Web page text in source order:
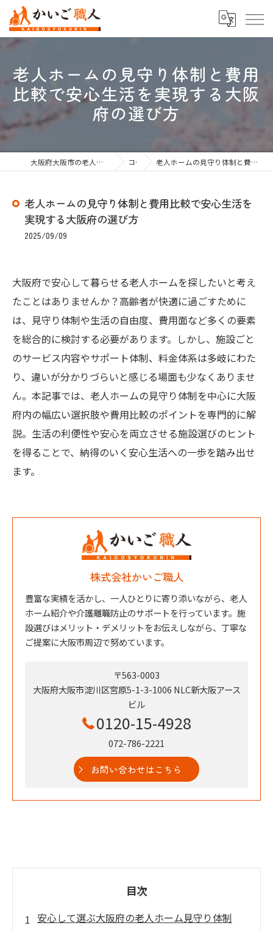
老人ホームの見守り体制と費用
比較で安心生活を実現する大阪
府の選び方
大阪府大阪市の老人ホーム紹介なら株式会社かいご職人 コラム 老人ホームの見守り体制と費用比較で安心生活を実現する大阪府の選び方
老人ホームの見守り体制と費用比較で安心生活を
実現する大阪府の選び方
2025/09/09
大阪府で安心して暮らせる老人ホームを探したいと考え
たことはありませんか？高齢者が快適に過ごすために
は、見守り体制や生活の自由度、費用面など多くの要素
を総合的に検討する必要があります。しかし、施設ごと
のサービス内容やサポート体制、料金体系は多岐にわた
り、違いが分かりづらいと感じる場面も少なくありませ
ん。本記事では、老人ホームの見守り体制を中心に大阪
府内の幅広い選択肢や費用比較のポイントを専門的に解
説。生活の利便性や安心を両立させる施設選びのヒント
を得ることで、納得のいく安心生活への一歩を踏み出せ
ます。
株式会社かいご職人
豊富な実績を活かし、一人ひとりに寄り添いながら、老人
ホーム紹介や介護離職防止のサポートを行っています。施
設選びはメリット・デメリットをお伝えしながら、丁寧な
ご提案に大阪市周辺で努めています。
〒563-0003
大阪府大阪市淀川区宮原5-1-3-1006 NLC新大阪アース
ビル
0120-15-4928
072-786-2221
お問い合わせはこちら
目次
安心して選ぶ大阪府の老人ホーム見守り体制